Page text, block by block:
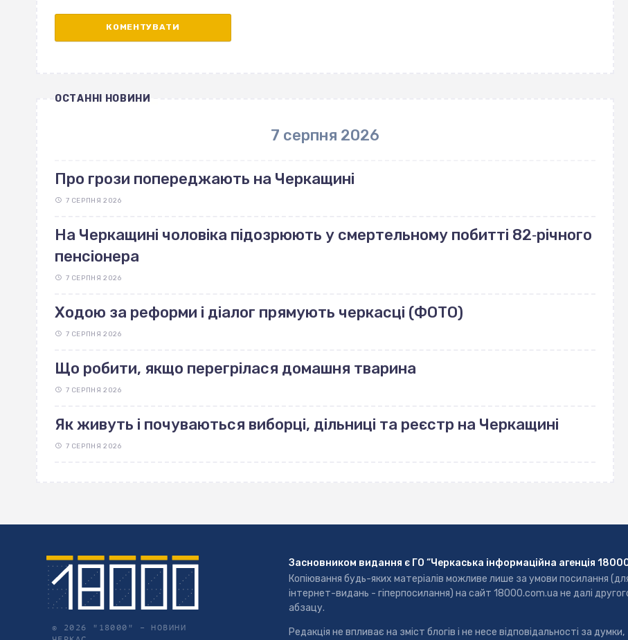
ОСТАННІ НОВИНИ
7 серпня 2026
Про грози попереджають на Черкащині
7 СЕРПНЯ 2026
На Черкащині чоловіка підозрюють у смертельному побитті 82‐річного
пенсіонера
7 СЕРПНЯ 2026
Ходою за реформи і діалог прямують черкасці (ФОТО)
7 СЕРПНЯ 2026
Що робити, якщо перегрілася домашня тварина
7 СЕРПНЯ 2026
Як живуть і почуваються виборці, дільниці та реєстр на Черкащині
7 СЕРПНЯ 2026
© 2026 "18000" –НОВИНИ
Засновником видання є ГО “Черкаська інформаційна агенція
Копіювання будь-яких матеріалів можливе лише за умови посилання
інтернет-видань - гіперпосилання) на сайт 18000.com.ua не далі
абзацу.
Редакція не впливає на зміст блогів і не несе відповідальності за думки,